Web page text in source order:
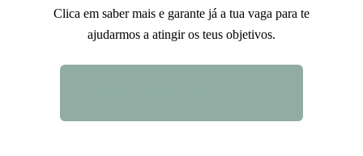
Clica em saber mais e garante já a tua vaga para te
ajudarmos a atingir os teus objetivos.